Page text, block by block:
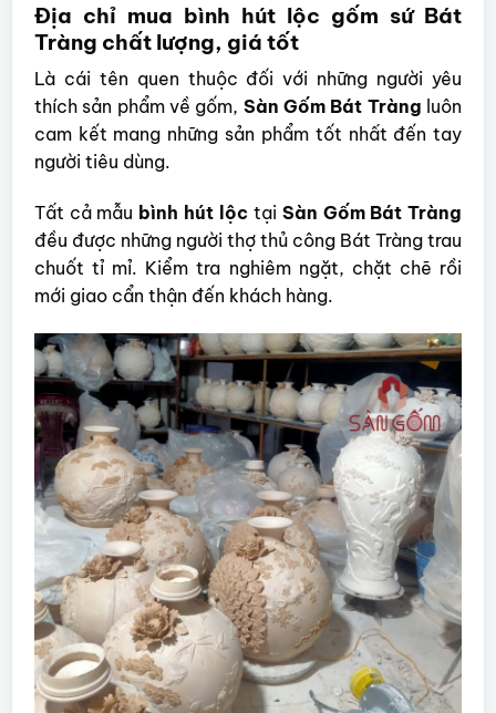
Địa chỉ mua bình hút lộc gốm sứ Bát
Tràng chất lượng, giá tốt
Là cái tên quen thuộc đối với những người yêu
thích sản phẩm về gốm, Sàn Gốm Bát Tràng luôn
cam kết mang những sản phẩm tốt nhất đến tay
người tiêu dùng.
Tất cả mẫu bình hút lộc tại Sàn Gốm Bát Tràng
đều được những người thợ thủ công Bát Tràng trau
chuốt tỉ mỉ. Kiểm tra nghiêm ngặt, chặt chẽ rồi
mới giao cẩn thận đến khách hàng.